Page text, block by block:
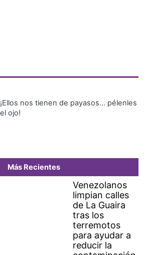
el ojo!
Más Recientes
Venezolanos
limpian calles
de La Guaira
tras los
terremotos
para ayudar a
reducir la
contaminación